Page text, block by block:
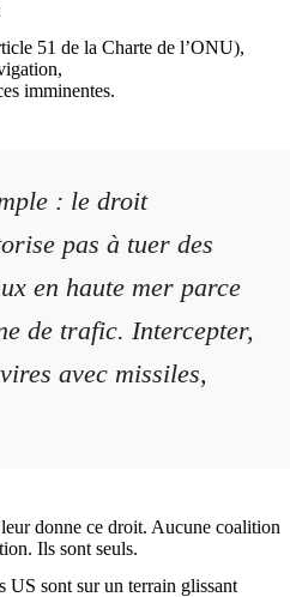
51 de la Charte de l’ONU),
imminentes.
: le droit
pas à tuer des
en haute mer parce
de trafic. Intercepter,
avec missiles,
donne ce droit. Aucune coalition
Ils sont seuls.
US sont sur un terrain glissant